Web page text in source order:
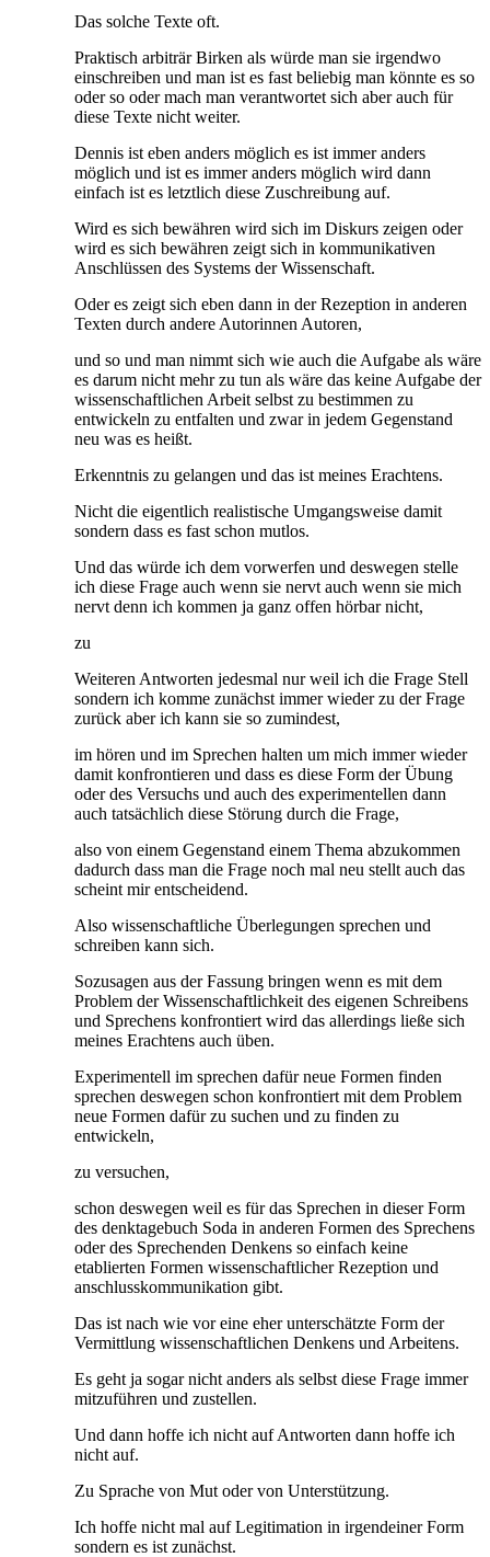
Das solche Texte oft.
Praktisch arbiträr Birken als würde man sie irgendwo
einschreiben und man ist es fast beliebig man könnte es so
oder so oder mach man verantwortet sich aber auch für
diese Texte nicht weiter.
Dennis ist eben anders möglich es ist immer anders
möglich und ist es immer anders möglich wird dann
einfach ist es letztlich diese Zuschreibung auf.
Wird es sich bewähren wird sich im Diskurs zeigen oder
wird es sich bewähren zeigt sich in kommunikativen
Anschlüssen des Systems der Wissenschaft.
Oder es zeigt sich eben dann in der Rezeption in anderen
Texten durch andere Autorinnen Autoren,
und so und man nimmt sich wie auch die Aufgabe als wäre
es darum nicht mehr zu tun als wäre das keine Aufgabe der
wissenschaftlichen Arbeit selbst zu bestimmen zu
entwickeln zu entfalten und zwar in jedem Gegenstand
neu was es heißt.
Erkenntnis zu gelangen und das ist meines Erachtens.
Nicht die eigentlich realistische Umgangsweise damit
sondern dass es fast schon mutlos.
Und das würde ich dem vorwerfen und deswegen stelle
ich diese Frage auch wenn sie nervt auch wenn sie mich
nervt denn ich kommen ja ganz offen hörbar nicht,
zu
Weiteren Antworten jedesmal nur weil ich die Frage Stell
sondern ich komme zunächst immer wieder zu der Frage
zurück aber ich kann sie so zumindest,
im hören und im Sprechen halten um mich immer wieder
damit konfrontieren und dass es diese Form der Übung
oder des Versuchs und auch des experimentellen dann
auch tatsächlich diese Störung durch die Frage,
also von einem Gegenstand einem Thema abzukommen
dadurch dass man die Frage noch mal neu stellt auch das
scheint mir entscheidend.
Also wissenschaftliche Überlegungen sprechen und
schreiben kann sich.
Sozusagen aus der Fassung bringen wenn es mit dem
Problem der Wissenschaftlichkeit des eigenen Schreibens
und Sprechens konfrontiert wird das allerdings ließe sich
meines Erachtens auch üben.
Experimentell im sprechen dafür neue Formen finden
sprechen deswegen schon konfrontiert mit dem Problem
neue Formen dafür zu suchen und zu finden zu
entwickeln,
zu versuchen,
schon deswegen weil es für das Sprechen in dieser Form
des denktagebuch Soda in anderen Formen des Sprechens
oder des Sprechenden Denkens so einfach keine
etablierten Formen wissenschaftlicher Rezeption und
anschlusskommunikation gibt.
Das ist nach wie vor eine eher unterschätzte Form der
Vermittlung wissenschaftlichen Denkens und Arbeitens.
Es geht ja sogar nicht anders als selbst diese Frage immer
mitzuführen und zustellen.
Und dann hoffe ich nicht auf Antworten dann hoffe ich
nicht auf.
Zu Sprache von Mut oder von Unterstützung.
Ich hoffe nicht mal auf Legitimation in irgendeiner Form
sondern es ist zunächst.